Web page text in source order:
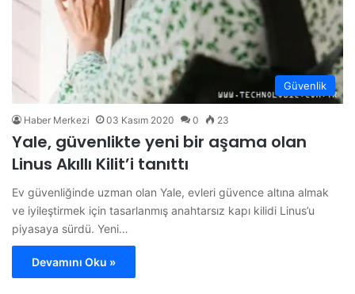
Güvenlik
Haber Merkezi 03 Kasım 2020 0 23
Yale, güvenlikte yeni bir aşama olan
Linus Akıllı Kilit’i tanıttı
Ev güvenliğinde uzman olan Yale, evleri güvence altına almak
ve iyileştirmek için tasarlanmış anahtarsız kapı kilidi Linus’u
piyasaya sürdü. Yeni…
Devamını Oku »